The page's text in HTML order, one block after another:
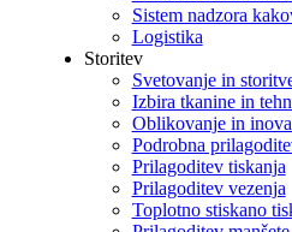
Sistem nadzora
Logistika
Storitev
Svetovanje in
Izbira tkanine in
Oblikovanje in
Podrobna
Prilagoditev tiskanja
Prilagoditev vezenja
Toplotno stiskano